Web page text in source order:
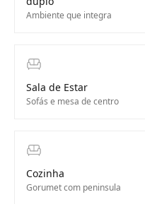
Ambiente que integra
Sala de Estar
Sofás e mesa de centro
Cozinha
Gorumet com peninsula